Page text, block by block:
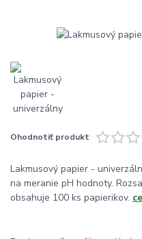
Ohodnotiť produkt
Lakmusový papier -
na meranie pH hodnoty.
obsahuje 100 ks papierikov.